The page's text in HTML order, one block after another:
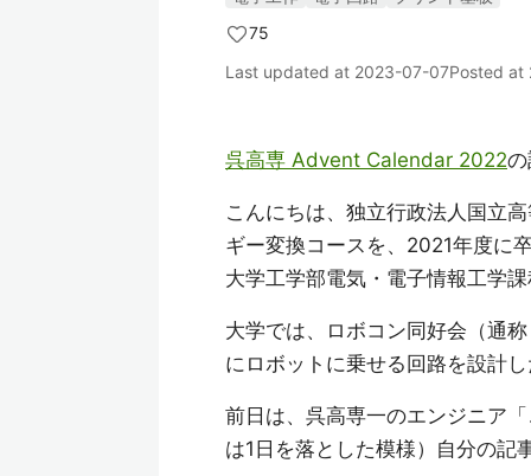
75
Last updated at 2023-07-07Posted at
呉高専 Advent Calendar 2022
こんにちは、独立行政法人国立
ギー変換コースを、2021年度に
大学工学部電気・電子情報工学
大学では、ロボコン同好会（通
にロボットに乗せる回路を設計
前日は、呉高専一のエンジニア
は1日を落とした模様）自分の記